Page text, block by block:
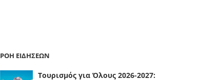
ΡΟΗ ΕΙΔΗΣΕΩΝ
Τουρισμός για Όλους 2026-2027: